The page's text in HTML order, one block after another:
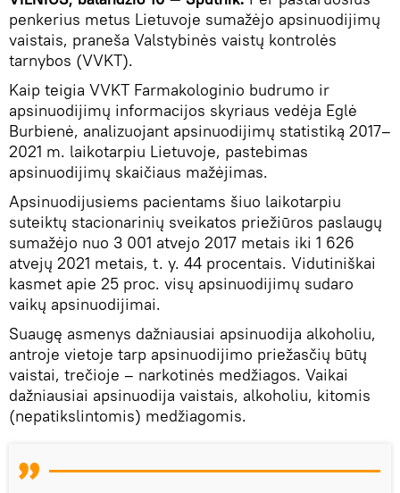
penkerius metus Lietuvoje sumažėjo apsinuodijimų
vaistais, praneša Valstybinės vaistų kontrolės
tarnybos (VVKT).
Kaip teigia VVKT Farmakologinio budrumo ir
apsinuodijimų informacijos skyriaus vedėja Eglė
Burbienė, analizuojant apsinuodijimų statistiką 2017–
2021 m. laikotarpiu Lietuvoje, pastebimas
apsinuodijimų skaičiaus mažėjimas.
Apsinuodijusiems pacientams šiuo laikotarpiu
suteiktų stacionarinių sveikatos priežiūros paslaugų
sumažėjo nuo 3 001 atvejo 2017 metais iki 1 626
atvejų 2021 metais, t. y. 44 procentais. Vidutiniškai
kasmet apie 25 proc. visų apsinuodijimų sudaro
vaikų apsinuodijimai.
Suaugę asmenys dažniausiai apsinuodija alkoholiu,
antroje vietoje tarp apsinuodijimo priežasčių būtų
vaistai, trečioje – narkotinės medžiagos. Vaikai
dažniausiai apsinuodija vaistais, alkoholiu, kitomis
(nepatikslintomis) medžiagomis.